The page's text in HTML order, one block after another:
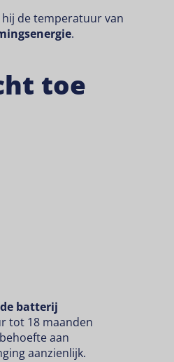
de temperatuur van
.
toe
batterij
tot 18 maanden
aan
aanzienlijk.